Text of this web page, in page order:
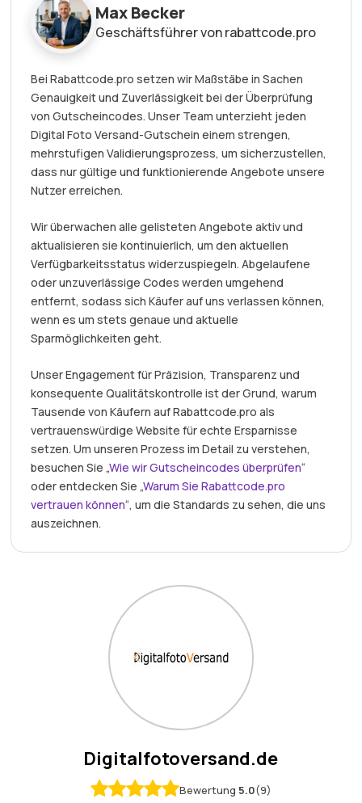
Max Becker
Geschäftsführer von rabattcode.pro
Bei Rabattcode.pro setzen wir Maßstäbe in Sachen
Genauigkeit und Zuverlässigkeit bei der Überprüfung
von Gutscheincodes. Unser Team unterzieht jeden
Digital Foto Versand-Gutschein einem strengen,
mehrstufigen Validierungsprozess, um sicherzustellen,
dass nur gültige und funktionierende Angebote unsere
Nutzer erreichen.
Wir überwachen alle gelisteten Angebote aktiv und
aktualisieren sie kontinuierlich, um den aktuellen
Verfügbarkeitsstatus widerzuspiegeln. Abgelaufene
oder unzuverlässige Codes werden umgehend
entfernt, sodass sich Käufer auf uns verlassen können,
wenn es um stets genaue und aktuelle
Sparmöglichkeiten geht.
Unser Engagement für Präzision, Transparenz und
konsequente Qualitätskontrolle ist der Grund, warum
Tausende von Käufern auf Rabattcode.pro als
vertrauenswürdige Website für echte Ersparnisse
setzen. Um unseren Prozess im Detail zu verstehen,
besuchen Sie „Wie wir Gutscheincodes überprüfen“
oder entdecken Sie „Warum Sie Rabattcode.pro
vertrauen können“, um die Standards zu sehen, die uns
auszeichnen.
Digitalfotoversand.de
Bewertung 5.0(9)